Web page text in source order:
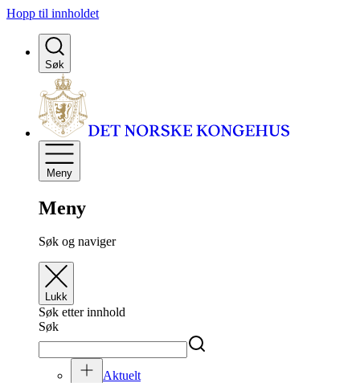
Hopp til innholdet
Søk
Meny
Meny
Søk og naviger
Lukk
Søk etter innhold
Søk
Aktuelt